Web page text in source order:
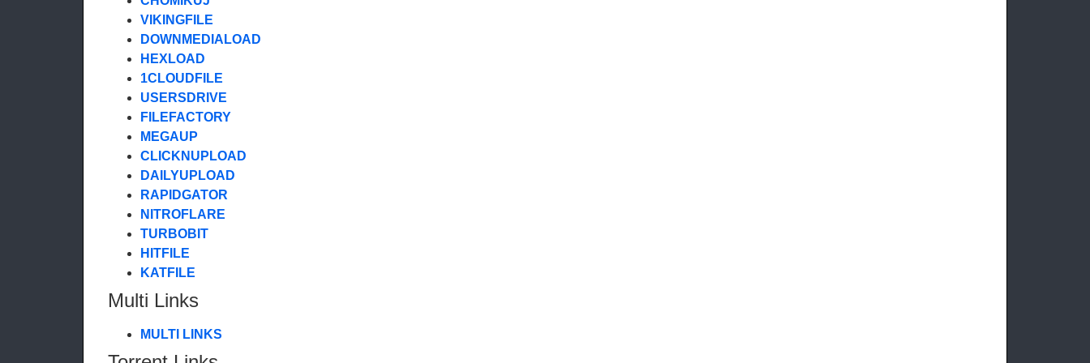
VIKINGFILE
DOWNMEDIALOAD
HEXLOAD
1CLOUDFILE
USERSDRIVE
FILEFACTORY
MEGAUP
CLICKNUPLOAD
DAILYUPLOAD
RAPIDGATOR
NITROFLARE
TURBOBIT
HITFILE
KATFILE
Multi Links
MULTI LINKS